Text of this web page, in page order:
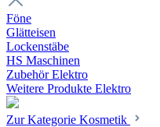
Föne
Glätteisen
Lockenstäbe
HS Maschinen
Zubehör Elektro
Weitere Produkte Elektro
Zur Kategorie Kosmetik